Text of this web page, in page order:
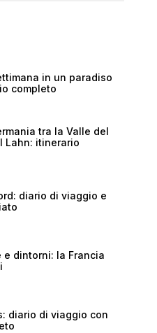
in un paradiso
completo
tra la Valle del
Lahn: itinerario
diario di viaggio e
e dintorni: la Francia
diario di viaggio con